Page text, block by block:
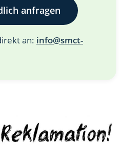
anfragen
an: info@smct-